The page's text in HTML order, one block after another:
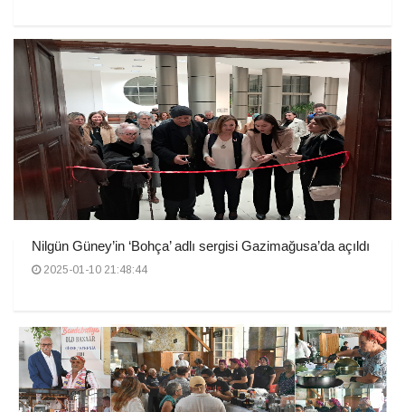
Nilgün Güney’in ‘Bohça’ adlı sergisi Gazimağusa’da açıldı
2025-01-10 21:48:44